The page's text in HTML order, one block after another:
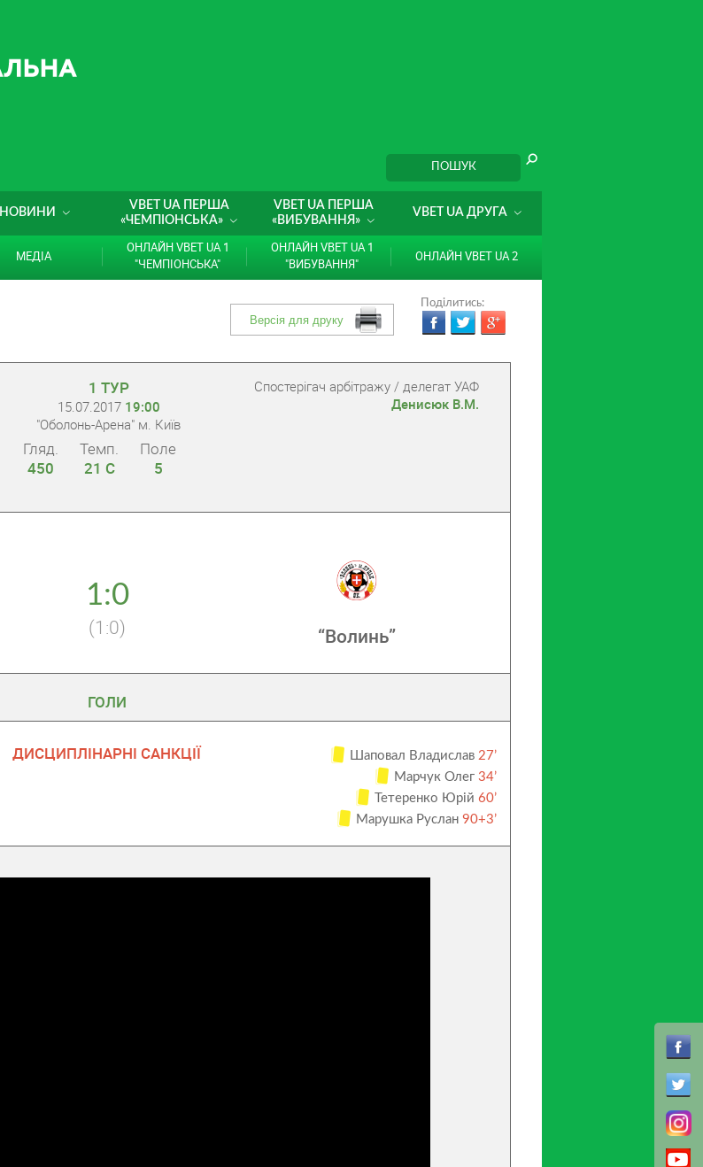
НОВИНИ
VBET UA ПЕРША
«ЧЕМПІОНСЬКА»
VBET UA ПЕРША
«ВИБУВАННЯ»
VBET UA ДРУГА
МЕДІА
ОНЛАЙН VBET UA 1
"ЧЕМПІОНСЬКА"
ОНЛАЙН VBET UA 1
"ВИБУВАННЯ"
ОНЛАЙН VBET UA 2
Поділитись:
1 ТУР
15.07.2017 19:00
"Оболонь-Арена" м. Київ
Гляд.
450
Темп.
21 С
Поле
5
Cпостерігач арбітражу / делегат УАФ
Денисюк В.М.
1:0
(1:0) “Волинь”
ГОЛИ
ДИСЦИПЛІНАРНІ САНКЦІЇ Шаповал Владислав 27’
Марчук Олег 34’
Тетеренко Юрій 60’
Марушка Руслан 90+3’